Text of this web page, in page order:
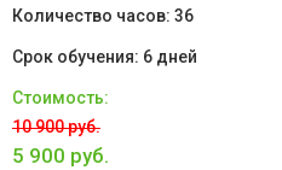
36
6 дней
10 900 руб.
5 900 руб.